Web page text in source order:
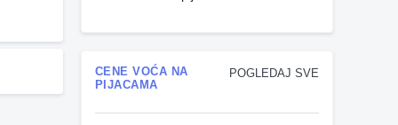
POGLEDAJ SVE
CENE VOĆA NA
PIJACAMA